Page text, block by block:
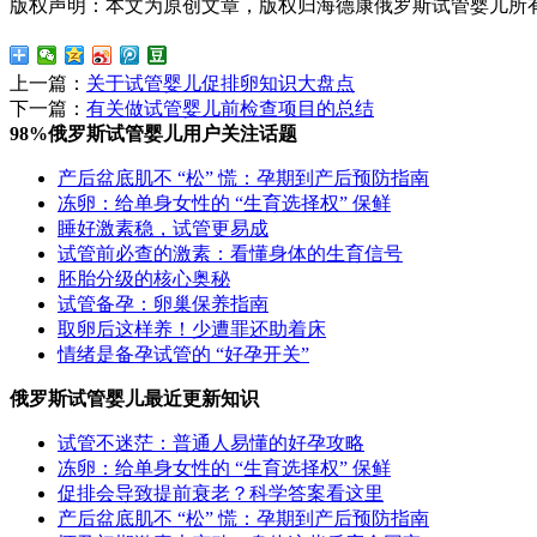
版权声明：本文为原创文章，版权归海德康俄罗斯试管婴儿所
上一篇： 关于试管婴儿促排卵知识大盘点
下一篇： 有关做试管婴儿前检查项目的总结
98%俄罗斯试管婴儿用户关注话题
产后盆底肌不 “松” 慌：孕期到产后预防指南
冻卵：给单身女性的 “生育选择权” 保鲜
睡好激素稳，试管更易成
试管前必查的激素：看懂身体的生育信号
胚胎分级的核心奥秘
试管备孕：卵巢保养指南
取卵后这样养！少遭罪还助着床
情绪是备孕试管的 “好孕开关”
俄罗斯试管婴儿最近更新知识
试管不迷茫：普通人易懂的好孕攻略
冻卵：给单身女性的 “生育选择权” 保鲜
促排会导致提前衰老？科学答案看这里
产后盆底肌不 “松” 慌：孕期到产后预防指南